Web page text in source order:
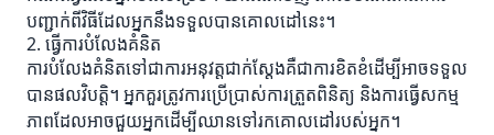
បញ្ជាក់ពីវិធីដែលអ្នកនឹងទទួលបានគោលដៅនេះ។
2. ធ្វើការបំលែងគំនិត
ការបំលែងគំនិតទៅជាការអនុវត្តជាក់ស្តែងគឺជាការខិតខំដើម្បីអាចទទួល
បានផលវិបត្តិ។ អ្នកគួរត្រូវការប្រើប្រាស់ការត្រួតពិនិត្យ និងការធ្វើសកម្ម
ភាពដែលអាចជួយអ្នកដើម្បីឈានទៅរកគោលដៅរបស់អ្នក។